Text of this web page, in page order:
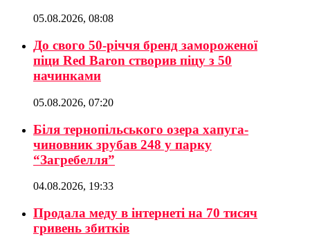
05.08.2026, 08:08
До свого 50-річчя бренд замороженої
піци Red Baron створив піцу з 50
начинками
05.08.2026, 07:20
Біля тернопільського озера хапуга-
чиновник зрубав 248 у парку
“Загребелля”
04.08.2026, 19:33
Продала меду в інтернеті на 70 тисяч
гривень збитків